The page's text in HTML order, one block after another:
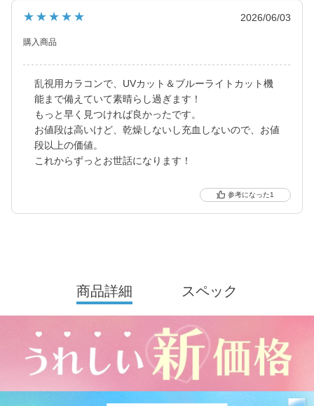
ました。
ハイスペックレンズへとリニューアル！
自然に馴染む透明感あるレンズにリニューアル！
待望の乱視用カラコン candymagic toric（キャンディーマジッ
ク トーリック）も新登場しました。
より可愛く、より瞳に優しく進化し続けるブランドです。
★★★★★ 2026/06/03
購入商品
乱視用カラコンで、UVカット＆ブルーライトカット機
能まで備えていて素晴らし過ぎます！
もっと早く見つければ良かったです。
お値段は高いけど、乾燥しないし充血しないので、お値
段以上の価値。
これからずっとお世話になります！
1
商品詳細 スペック